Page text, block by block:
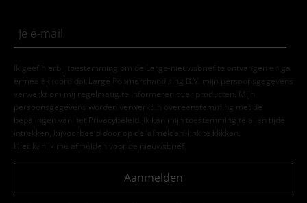
Ik geef hierbij toestemming om de Large-nieuwsbrief te ontvangen en ga
ermee akkoord dat Large Popmerchandising B.V. mijn persoonsgegevens
verwerkt om mij regelmatig te informeren over producten. Mijn
persoonsgegevens worden verwerkt in overeenstemming met de
bepalingen van het
Privacybeleid . Ik kan mijn toestemming te allen tijde
intrekken, bijvoorbeeld door op de ‘afmelden’-link te klikken.
Hier kan ik me afmelden voor de nieuwsbrief.
Aanmelden